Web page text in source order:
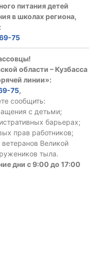
питания детей
в школах региона,
75
области – Кузбасса
линии»:
75,
сообщить:
с детьми;
барьерах;
прав работников;
Великой
тыла.
дни с 9:00 до 17:00